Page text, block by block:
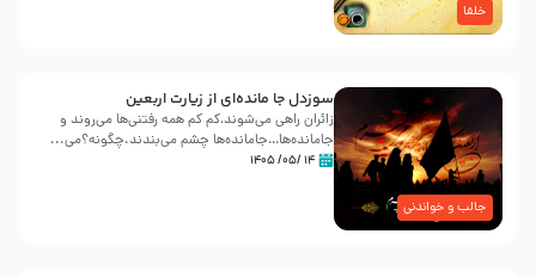
خلفا
جالب و خواندنی
سوزدل جا مانده‌ای از زیارت اربعین
زائران راهی می‌شوند،کم‌ کم همه رفتنی‌ها می‌روند و
جامانده‌ها…جامانده‌ها چشم می‌بندند.چگونه؟می‌...
۱۴ /۰۵/ ۱۴۰۵